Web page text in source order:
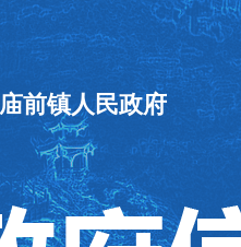
庙前镇人民政府